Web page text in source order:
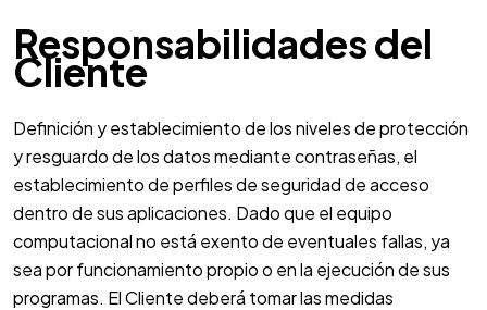
Responsabilidades del
Cliente
Definición y establecimiento de los niveles de protección
y resguardo de los datos mediante contraseñas, el
establecimiento de perfiles de seguridad de acceso
dentro de sus aplicaciones. Dado que el equipo
computacional no está exento de eventuales fallas, ya
sea por funcionamiento propio o en la ejecución de sus
programas. El Cliente deberá tomar las medidas